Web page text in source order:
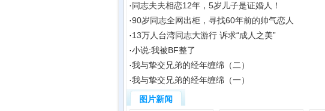
·同志夫夫相恋12年，5岁儿子是证婚人！
·90岁同志全网出柜，寻找60年前的帅气恋人
·13万人台湾同志大游行 诉求“成人之美”
·小说:我被BF整了
·我与挚交兄弟的经年缠绵（二）
·我与挚交兄弟的经年缠绵（一）
图片新闻